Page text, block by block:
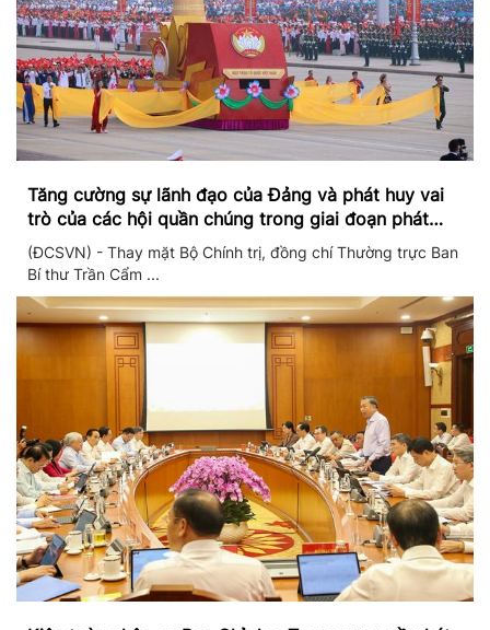
Tăng cường sự lãnh đạo của Đảng và phát huy vai
trò của các hội quần chúng trong giai đoạn phát
triển mới
(ĐCSVN) - Thay mặt Bộ Chính trị, đồng chí Thường trực Ban
Bí thư Trần Cẩm ...